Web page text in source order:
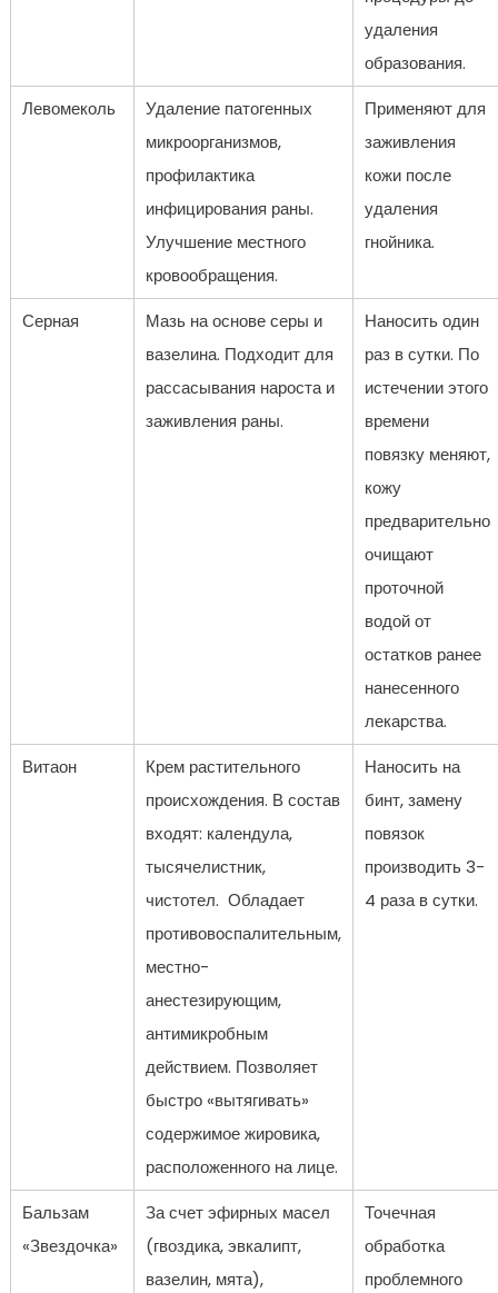
удаления
образования.
Левомеколь
Удаление патогенных
микроорганизмов,
профилактика
инфицирования раны.
Улучшение местного
кровообращения.
Применяют для
заживления
кожи после
удаления
гнойника.
Серная
Мазь на основе серы и
вазелина. Подходит для
рассасывания нароста и
заживления раны.
Наносить один
раз в сутки. По
истечении этого
времени
повязку меняют,
кожу
предварительно
очищают
проточной
водой от
остатков ранее
нанесенного
лекарства.
Витаон
Крем растительного
происхождения. В состав
входят: календула,
тысячелистник,
чистотел. Обладает
противовоспалительным,
местно-
анестезирующим,
антимикробным
действием. Позволяет
быстро «вытягивать»
содержимое жировика,
расположенного на лице.
Наносить на
бинт, замену
повязок
производить 3-
4 раза в сутки.
Бальзам
«Звездочка»
За счет эфирных масел
(гвоздика, эвкалипт,
вазелин, мята),
Точечная
обработка
проблемного